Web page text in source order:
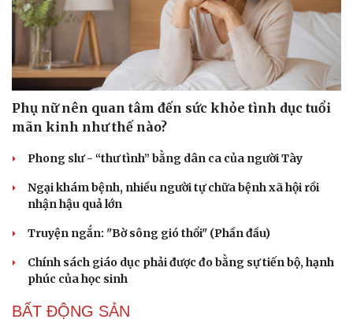
Phụ nữ nên quan tâm đến sức khỏe tình dục tuổi
mãn kinh như thế nào?
Phong slư - “thư tình” bằng dân ca của người Tày
Ngại khám bệnh, nhiều người tự chữa bệnh xã hội rồi
nhận hậu quả lớn
Truyện ngắn: "Bờ sông gió thổi" (Phần đầu)
Chính sách giáo dục phải được đo bằng sự tiến bộ, hạnh
phúc của học sinh
BẤT ĐỘNG SẢN